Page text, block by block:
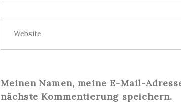
Meinen Namen, meine E-Mail-
nächste Kommentierung speichern.